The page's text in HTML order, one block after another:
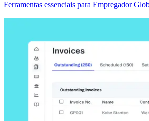
Ferramentas essenciais para Empregador